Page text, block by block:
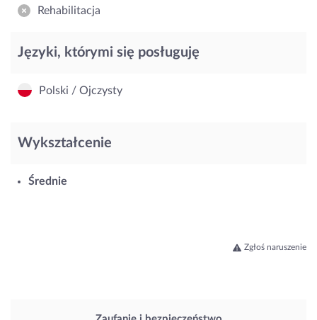
Rehabilitacja
Języki, którymi się posługuję
Polski / Ojczysty
Wykształcenie
Średnie
Zgłoś naruszenie